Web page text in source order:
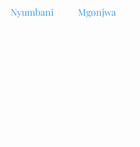
Nyumbani Mgonjwa